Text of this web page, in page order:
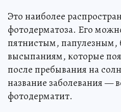
Это наиболее
фотодерматоза. Его
пятнистым,
высыпаниям, которые
после пребывания на
название заболевания —
фотодерматит.